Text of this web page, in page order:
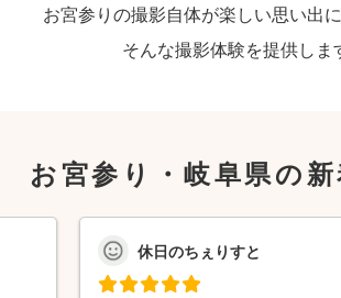
お宮参りの撮影自体が楽しい思い出に
そんな撮影体験を提供しま
お宮参り・岐阜県の新
休日のちぇりすと